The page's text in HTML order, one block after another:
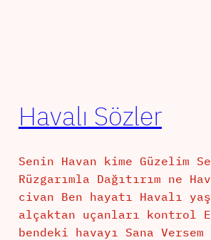
Havalı Sözler
Senin Havan kime Güzelim
Rüzgarımla Dağıtırım ne
civan Ben hayatı Havalı
alçaktan uçanları kontrol
bendeki havayı Sana